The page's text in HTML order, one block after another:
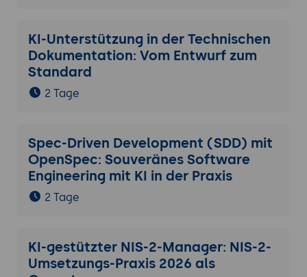
Pattern 1: SaaS-LLM mit EU-Hosting-
schnelle Einführung, geringe
Souveränitäts-Tiefe, hohe Skalierbarkeit.
Pattern 2: Sovereign-Cloud-LLM
Pattern 3: Self-hosted Open-Weight
(Llama, Mistral)- hohe Souveränität,
moderate Performance, etabliert.
Pattern 4: Self-hosted DeepSeek V4
hohe Souveränität, hohe Performance,
Investment.
Pattern 5: Hybrid-Setup- sensitive
KI-Unterstützung in der Technischen
Dokumentation: Vom Entwurf zum
Standard
2 Tage
Spec-Driven Development (SDD) mit
OpenSpec: Souveränes Software
Engineering mit KI in der Praxis
2 Tage
KI-gestützter NIS-2-Manager: NIS-2-
Umsetzungs-Praxis 2026 als